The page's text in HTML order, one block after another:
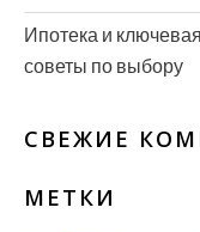
Ипотека и
советы по выбору
СВЕЖИЕ
МЕТКИ